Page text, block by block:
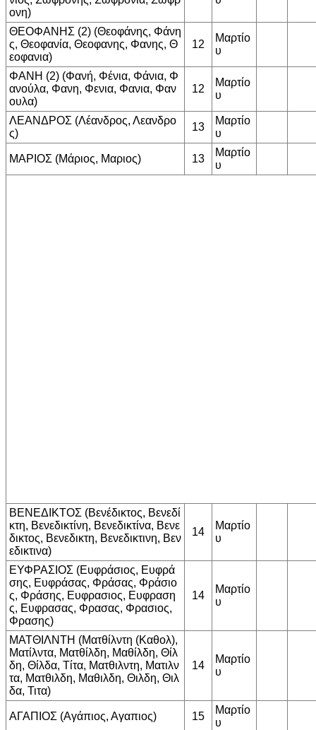
ονη)
ΘΕΟΦΑΝΗΣ (2) (Θεοφάνης, Φάνη
ς, Θεοφανία, Θεοφανης, Φανης, Θ
εοφανια)
12
Μαρτίο
υ
ΦΑΝΗ (2) (Φανή, Φένια, Φάνια, Φ
ανούλα, Φανη, Φενια, Φανια, Φαν
ουλα)
12
Μαρτίο
υ
ΛΕΑΝΔΡΟΣ (Λέανδρος, Λεανδρο
ς)
13
Μαρτίο
υ
ΜΑΡΙΟΣ (Μάριος, Μαριος) 13
Μαρτίο
υ
ΒΕΝΕΔΙΚΤΟΣ (Βενέδικτος, Βενεδί
κτη, Βενεδικτίνη, Βενεδικτίνα, Βενε
δικτος, Βενεδικτη, Βενεδικτινη, Βεν
εδικτινα)
14
Μαρτίο
υ
ΕΥΦΡΑΣΙΟΣ (Ευφράσιος, Ευφρά
σης, Ευφράσας, Φράσας, Φράσιο
ς, Φράσης, Ευφρασιος, Ευφραση
ς, Ευφρασας, Φρασας, Φρασιος,
Φρασης)
14
Μαρτίο
υ
ΜΑΤΘΙΛΝΤΗ (Ματθίλντη (Καθολ),
Ματίλντα, Ματθίλδη, Μαθίλδη, Θίλ
δη, Θίλδα, Τίτα, Ματθιλντη, Ματιλν
τα, Ματθιλδη, Μαθιλδη, Θιλδη, Θιλ
δα, Τιτα)
14
Μαρτίο
υ
ΑΓΑΠΙΟΣ (Αγάπιος, Αγαπιος) 15
Μαρτίο
υ